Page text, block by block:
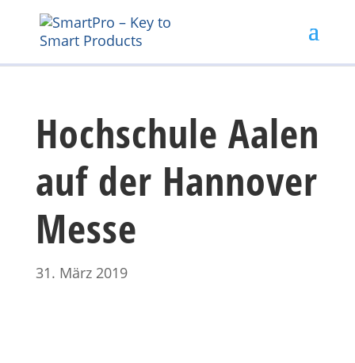
Hochschule Aalen
auf der Hannover
Messe
31. März 2019